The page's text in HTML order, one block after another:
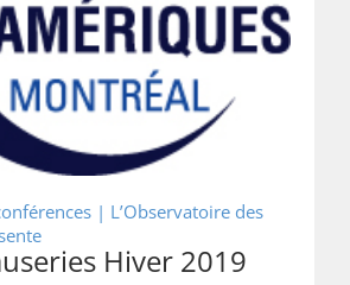
| L’Observatoire des
Hiver 2019